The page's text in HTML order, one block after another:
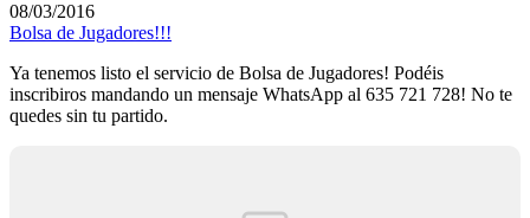
08/03/2016
Bolsa de Jugadores!!!
Ya tenemos listo el servicio de Bolsa de Jugadores! Podéis
inscribiros mandando un mensaje WhatsApp al 635 721 728! No te
quedes sin tu partido.